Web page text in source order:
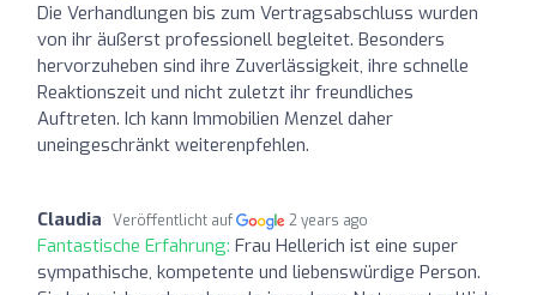
Die Verhandlungen bis zum Vertragsabschluss wurden
von ihr äußerst professionell begleitet. Besonders
hervorzuheben sind ihre Zuverlässigkeit, ihre schnelle
Reaktionszeit und nicht zuletzt ihr freundliches
Auftreten. Ich kann Immobilien Menzel daher
uneingeschränkt weiterenpfehlen.
Claudia Veröffentlicht auf 2 years ago
Fantastische Erfahrung: Frau Hellerich ist eine super
sympathische, kompetente und liebenswürdige Person.